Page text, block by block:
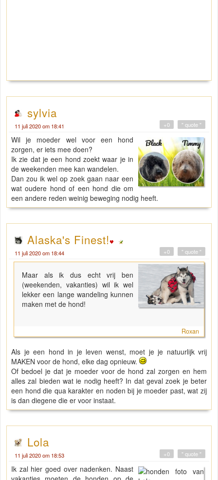
sylvia
11 juli 2020 om 18:41 " quote "
+0
Wil je moeder wel voor een hond
zorgen, er iets mee doen?
Ik zie dat je een hond zoekt waar je in
de weekenden mee kan wandelen.
Dan zou ik wel op zoek gaan naar een
wat oudere hond of een hond die om
een andere reden weinig beweging nodig heeft.
Alaska's Finest!
11 juli 2020 om 18:44 " quote "
+0
Maar als ik dus echt vrij ben
(weekenden, vakanties) wil ik wel
lekker een lange wandeling kunnen
maken met de hond!
Roxan
Als je een hond in je leven wenst, moet je je natuurlijk vrij
MAKEN voor de hond, elke dag opnieuw.
Of bedoel je dat je moeder voor de hond zal zorgen en hem
alles zal bieden wat ie nodig heeft? In dat geval zoek je beter
een hond die qua karakter en noden bij je moeder past, wat zij
is dan diegene die er voor instaat.
Lola
11 juli 2020 om 18:53 " quote "
+0
Ik zal hier goed over nadenken. Naast